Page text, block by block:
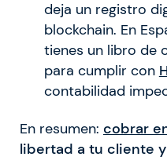
deja un registro
blockchain. En
tienes un libro de
para cumplir con
contabilidad
En resumen: cobrar
libertad a tu cliente